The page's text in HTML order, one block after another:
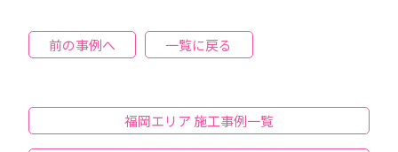
前の事例へ 一覧に戻る
福岡エリア 施工事例一覧